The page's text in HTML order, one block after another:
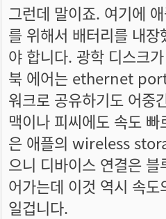
그런데 말이죠. 여기에
를 위해서 배터리를 내
야 합니다. 광학 디스크
북 에어는 ethernet port
워크로 공유하기도 어
맥이나 피씨에도 속도
은 애플의 wireless
으니 디바이스 연결은
어가는데 이것 역시 속
일겁니다.